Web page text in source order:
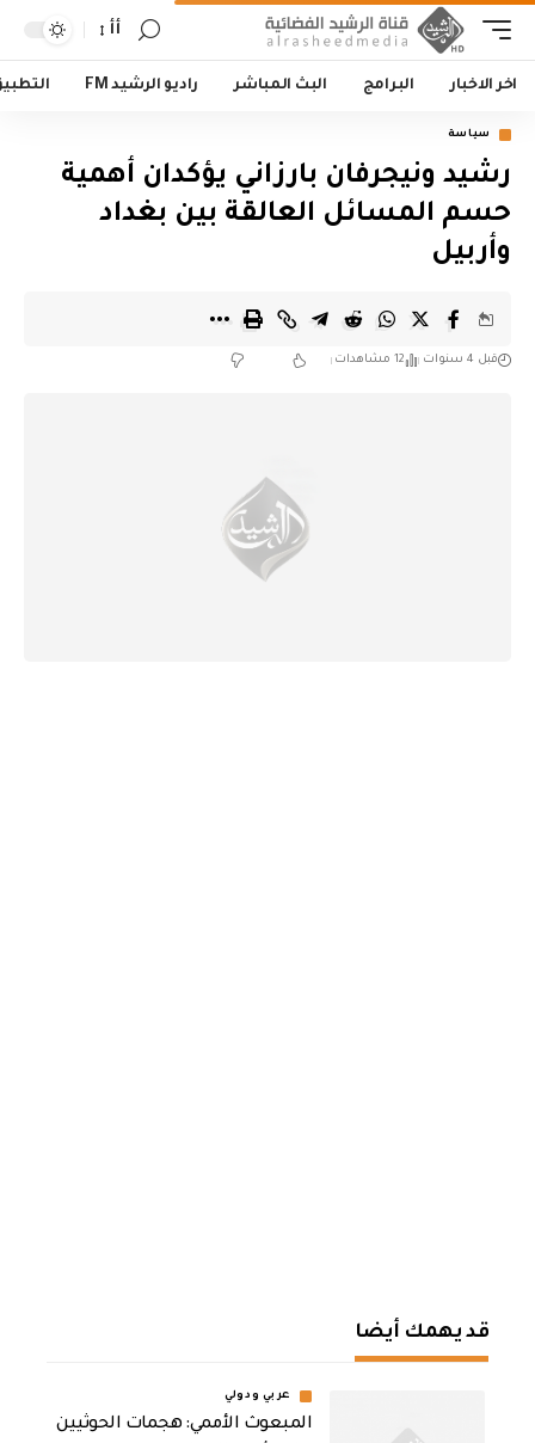
أأ
اخر الاخبار البرامج البث المباشر راديو الرشيد FM
سياسة
رشيد ونيجرفان بارزاني يؤكدان أهمية
حسم المسائل العالقة بين بغداد
وأربيل
قبل 4 سنوات 12 مشاهدات
قد يهمك أيضا
عربي ودولي
المبعوث الأممي: هجمات الحوثيين